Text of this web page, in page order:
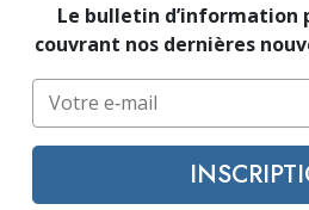
Le bulletin
couvrant nos dernières